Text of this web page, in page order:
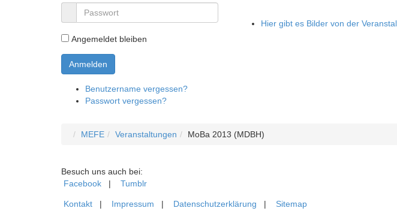
Hier gibt es Bilder von der
Angemeldet bleiben
Benutzername vergessen?
Passwort vergessen?
MEFE Veranstaltungen MoBa 2013 (MDBH)
Besuch uns auch bei:
Facebook | Tumblr
Kontakt | Impressum | Datenschutzerklärung | Sitemap